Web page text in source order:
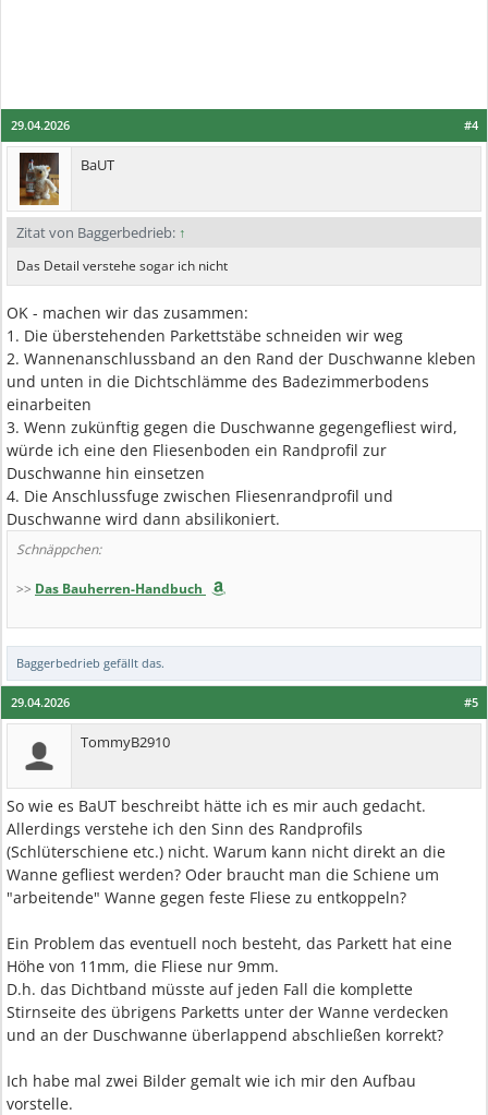
#4
29.04.2026
BaUT
Zitat von Baggerbedrieb: ↑
Das Detail verstehe sogar ich nicht
OK - machen wir das zusammen:
1. Die überstehenden Parkettstäbe schneiden wir weg
2. Wannenanschlussband an den Rand der Duschwanne kleben
und unten in die Dichtschlämme des Badezimmerbodens
einarbeiten
3. Wenn zukünftig gegen die Duschwanne gegengefliest wird,
würde ich eine den Fliesenboden ein Randprofil zur
Duschwanne hin einsetzen
4. Die Anschlussfuge zwischen Fliesenrandprofil und
Duschwanne wird dann absilikoniert.
Schnäppchen:
>> Das Bauherren-Handbuch
Baggerbedrieb gefällt das.
#5
29.04.2026
TommyB2910
So wie es BaUT beschreibt hätte ich es mir auch gedacht.
Allerdings verstehe ich den Sinn des Randprofils
(Schlüterschiene etc.) nicht. Warum kann nicht direkt an die
Wanne gefliest werden? Oder braucht man die Schiene um
"arbeitende" Wanne gegen feste Fliese zu entkoppeln?
Ein Problem das eventuell noch besteht, das Parkett hat eine
Höhe von 11mm, die Fliese nur 9mm.
D.h. das Dichtband müsste auf jeden Fall die komplette
Stirnseite des übrigens Parketts unter der Wanne verdecken
und an der Duschwanne überlappend abschließen korrekt?
Ich habe mal zwei Bilder gemalt wie ich mir den Aufbau
vorstelle.